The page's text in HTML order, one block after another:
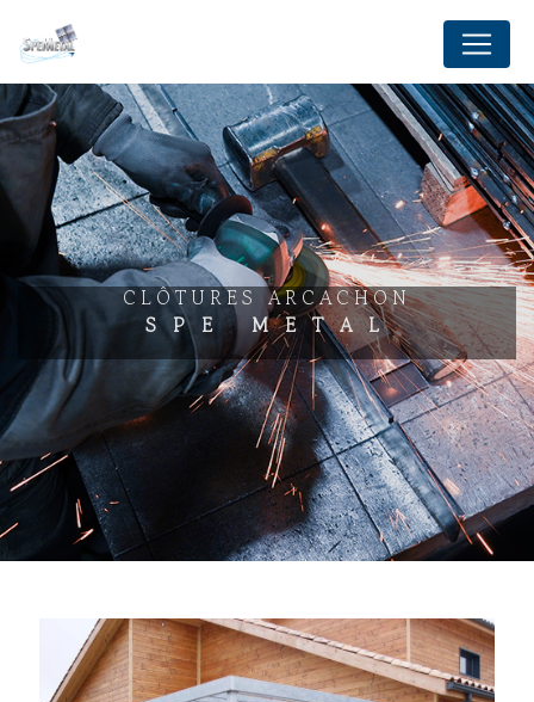
CLÔTURES ARCACHON
SPE METAL